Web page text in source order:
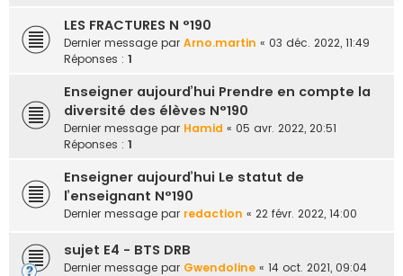
LES FRACTURES N °190
Dernier message par Arno.martin « 03 déc. 2022, 11:49
Réponses : 1
Enseigner aujourd’hui Prendre en compte la
diversité des élèves N°190
Dernier message par Hamid « 05 avr. 2022, 20:51
Réponses : 1
Enseigner aujourd’hui Le statut de
l’enseignant N°190
Dernier message par redaction « 22 févr. 2022, 14:00
sujet E4 - BTS DRB
Dernier message par Gwendoline « 14 oct. 2021, 09:04